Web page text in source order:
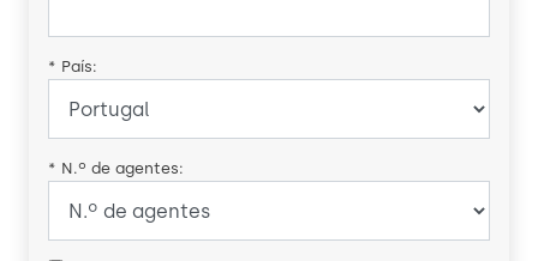
* País:
* N.º de agentes: